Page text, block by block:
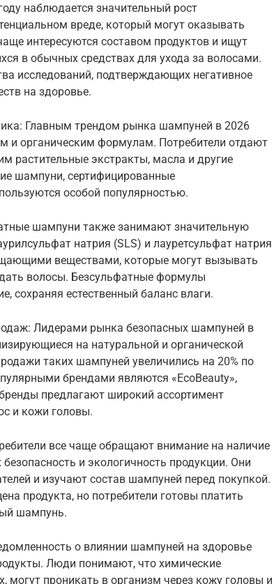
наблюдается значительный рост
вреде, который могут оказывать
интересуются составом продуктов и ищут
в обычных средствах для ухода за волосами.
исследований, подтверждающих негативное
на здоровье.
Главным трендом рынка шампуней в 2026
и органическим формулам. Потребители отдают
растительные экстракты, масла и другие
шампуни, сертифицированные
особой популярностью.
шампуни также занимают значительную
натрия (SLS) и лауретсульфат натрия
веществами, которые могут вызывать
волосы. Безсульфатные формулы
сохраняя естественный баланс влаги.
Лидерами рынка безопасных шампуней в
на натуральной и органической
таких шампуней увеличились на 20% по
брендами являются «EcoBeauty»,
бренды предлагают широкий ассортимент
и кожи головы.
все чаще обращают внимание на наличие
и экологичность продукции. Они
и изучают состав шампуней перед покупкой.
продукта, но потребители готовы платить
шампунь.
о влиянии шампуней на здоровье
Люди понимают, что химические
могут проникать в организм через кожу головы и